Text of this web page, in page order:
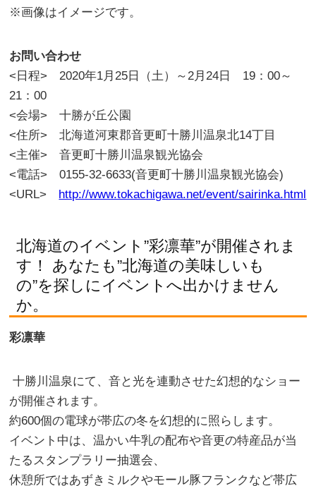
※画像はイメージです。
お問い合わせ
<日程> 2020年1月25日（土）～2月24日 19：00～
21：00
<会場> 十勝が丘公園
<住所> 北海道河東郡音更町十勝川温泉北14丁目
<主催> 音更町十勝川温泉観光協会
<電話> 0155-32-6633(音更町十勝川温泉観光協会)
<URL> http://www.tokachigawa.net/event/sairinka.html
北海道のイベント”彩凛華”が開催されま
す！ あなたも”北海道の美味しいも
の”を探しにイベントへ出かけません
か。
彩凛華
十勝川温泉にて、音と光を連動させた幻想的なショー
が開催されます。
約600個の電球が帯広の冬を幻想的に照らします。
イベント中は、温かい牛乳の配布や音更の特産品が当
たるスタンプラリー抽選会、
休憩所ではあずきミルクやモール豚フランクなど帯広